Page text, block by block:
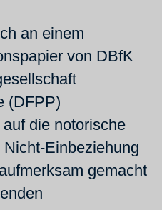
an einem
von DBfK
(DFPP)
die notorische
Einbeziehung
gemacht